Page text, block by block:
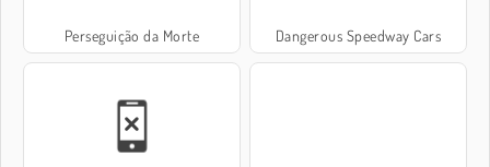
Perseguição da Morte Dangerous Speedway Cars